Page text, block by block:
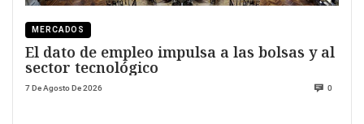
MERCADOS
El dato de empleo impulsa a las bolsas y al
sector tecnológico
7 De Agosto De 2026 0